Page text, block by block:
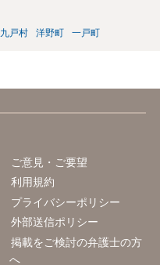
九戸村 洋野町 一戸町
ご意見・ご要望
利用規約
プライバシーポリシー
外部送信ポリシー
掲載をご検討の弁護士の方
へ